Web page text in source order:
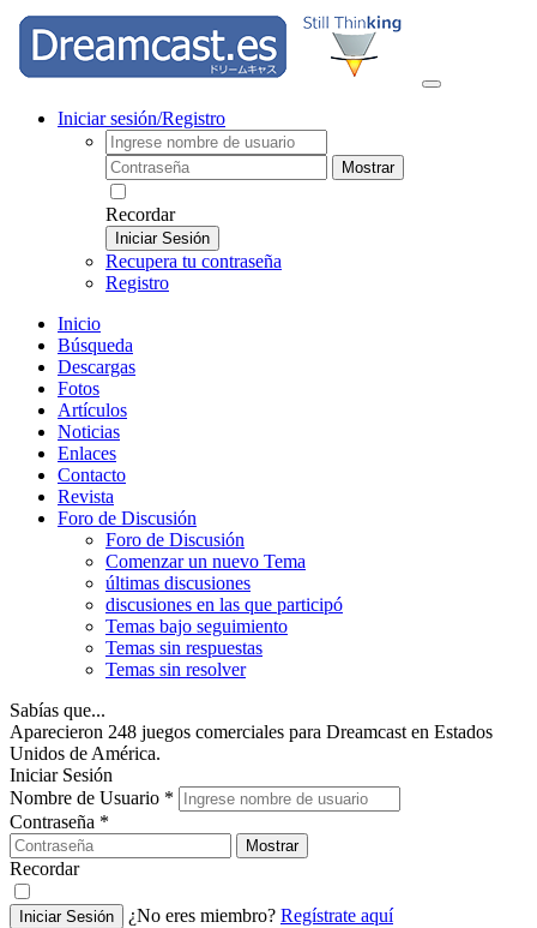
Iniciar sesión/Registro
Mostrar
Recordar
Iniciar Sesión
Recupera tu contraseña
Registro
Inicio
Búsqueda
Descargas
Fotos
Artículos
Noticias
Enlaces
Contacto
Revista
Foro de Discusión
Foro de Discusión
Comenzar un nuevo Tema
últimas discusiones
discusiones en las que participó
Temas bajo seguimiento
Temas sin respuestas
Temas sin resolver
Sabías que...
Aparecieron 248 juegos comerciales para Dreamcast en Estados
Unidos de América.
Iniciar Sesión
Nombre de Usuario *
Contraseña *
Mostrar
Recordar
Iniciar Sesión ¿No eres miembro? Regístrate aquí